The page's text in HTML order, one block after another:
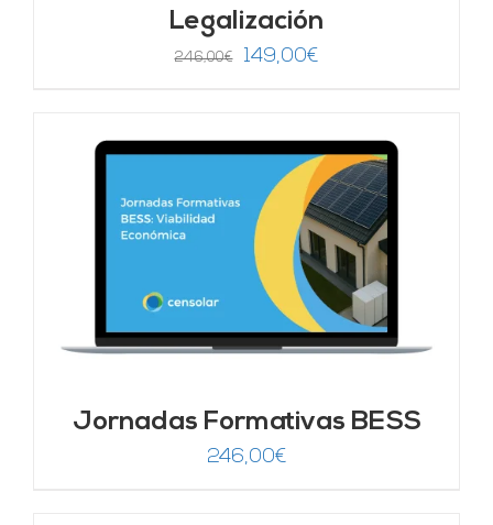
Legalización
246,00€
El
era:
246,00€.
149,00€El
es:
149,00€.
Jornadas Formativas BESS
246,00€